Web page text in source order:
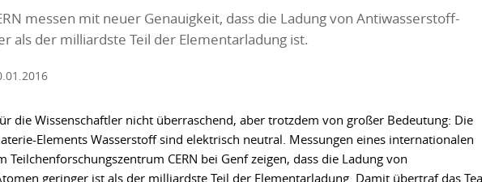
messen mit neuer Genauigkeit, dass die Ladung von Antiwasserstoff-
als der milliardste Teil der Elementarladung ist.
die Wissenschaftler nicht überraschend, aber trotzdem von großer Bedeutung: Die
Elements Wasserstoff sind elektrisch neutral. Messungen eines internationalen
Teilchenforschungszentrum CERN bei Genf zeigen, dass die Ladung von
geringer ist als der milliardste Teil der Elementarladung. Damit übertraf das